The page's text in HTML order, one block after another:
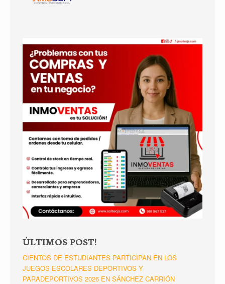
ÚLTIMOS POST!
CIENTOS DE ESTUDIANTES PARTICIPAN EN LOS
JUEGOS ESCOLARES DEPORTIVOS Y
PARADEPORTIVOS 2026 EN SÁNCHEZ CARRIÓN